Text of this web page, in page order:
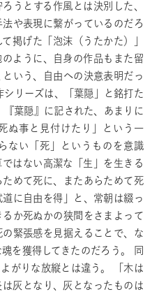
うとする作風とは決別した、
や表現に繋がっているのだろ
掲げた「泡沫（うたかた）」
ように、自身の作品もまた留
いう、自由への決意表明だっ
リーズは、「葉隠」と銘打た
葉隠』に記された、あまりに
ぬ事と見付けたり」という一
ない「死」というものを意識
はない高潔な「生」を生きる
めて死に、またあらためて死
に自由を得」と、常朝は綴っ
か死ぬかの狭間をさまよって
緊張感を見据えることで、な
を獲得してきたのだろう。 同
がりな放縦とは違う。 「木は
灰となり、灰となったものは